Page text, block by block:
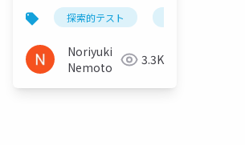
探索的テスト
Noriyuki
Nemoto
3.3K